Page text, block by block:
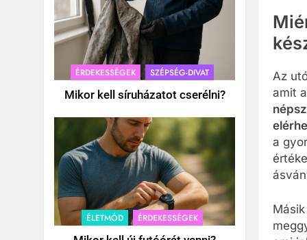
ÉRDEKESSÉGEK SZÉPSÉG-DIVAT
Mikor kell síruházatot cserélni?
ÉLETMÓD ÉRDEKESSÉGEK
Az
amit
a